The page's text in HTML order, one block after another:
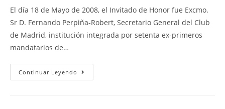
la
entrada:
entrada:
la
entrada:
El día 18 de Mayo de 2008, el Invitado de Honor fue Excmo.
Sr D. Fernando Perpiña-Robert, Secretario General del Club
de Madrid, institución integrada por setenta ex-primeros
mandatarios de…
Continuar Leyendo «El
Club